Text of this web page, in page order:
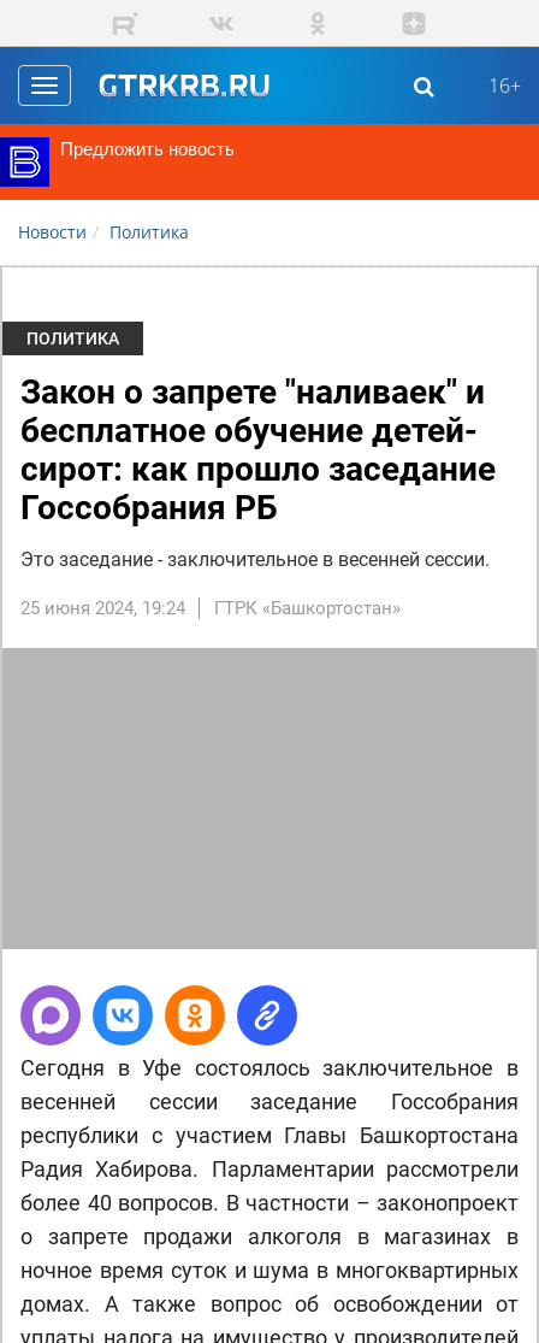
Перейти к основному содержанию
Toggle
navigation
16+
Предложить новость
Новости Политика
ПОЛИТИКА
Закон о запрете "наливаек" и
бесплатное обучение детей-
сирот: как прошло заседание
Госсобрания РБ
Это заседание - заключительное в весенней сессии.
25 июня 2024, 19:24 ГТРК «Башкортостан»
Сегодня в Уфе состоялось заключительное в
весенней сессии заседание Госсобрания
республики с участием Главы Башкортостана
Радия Хабирова. Парламентарии рассмотрели
более 40 вопросов. В частности – законопроект
о запрете продажи алкоголя в магазинах в
ночное время суток и шума в многоквартирных
домах. А также вопрос об освобождении от
уплаты налога на имущество у производителей